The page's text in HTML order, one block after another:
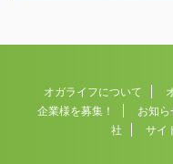
オガライフについて
企業様を募集！
お知ら
社
サイ